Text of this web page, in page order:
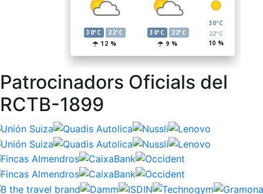
Patrocinadors Oficials del
RCTB-1899